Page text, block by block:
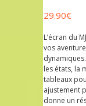
29.90€
L’écran du
vos
les états, la
tableaux
ajustement
donne un